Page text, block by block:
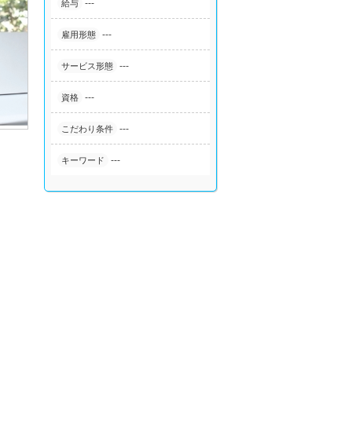
給与 ---
雇用形態 ---
サービス形態 ---
資格 ---
こだわり条件 ---
キーワード ---